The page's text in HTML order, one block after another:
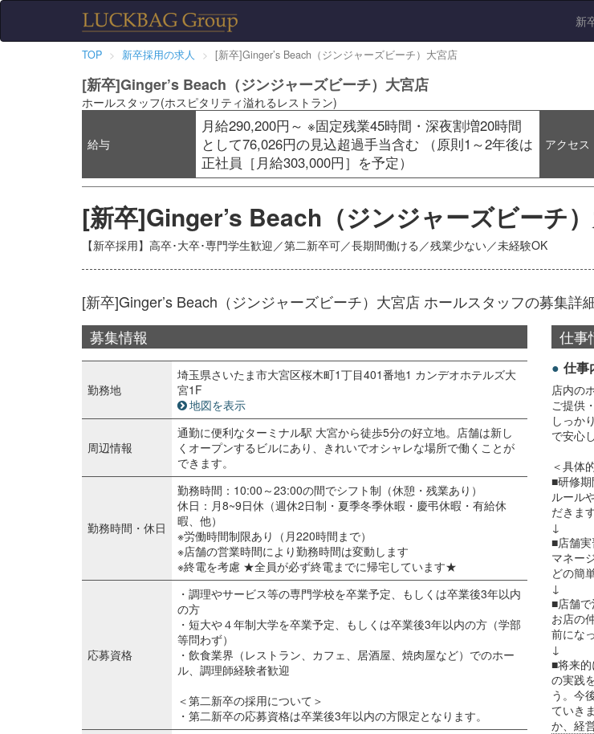
新
TOP 新卒採用の求人 [新卒]Ginger’s Beach（ジンジャーズビーチ）大宮店
[新卒]Ginger’s Beach（ジンジャーズビーチ）大宮店
ホールスタッフ(ホスピタリティ溢れるレストラン)
給与
月給290,200円～ ※固定残業45時間・深夜割増20時間
として76,026円の見込超過手当含む （原則1～2年後は
正社員［月給303,000円］を予定）
アクセス
[新卒]Ginger’s Beach（ジンジャーズビーチ
【新卒採用】高卒･大卒･専門学生歓迎／第二新卒可／長期間働ける／残業少ない／未経験OK
[新卒]Ginger’s Beach（ジンジャーズビーチ）大宮店 ホールスタッフの募集詳
募集情報
勤務地
埼玉県さいたま市大宮区桜木町1丁目401番地1 カンデオホテルズ大
宮1F
地図を表示
周辺情報
通勤に便利なターミナル駅 大宮から徒歩5分の好立地。店舗は新し
くオープンするビルにあり、きれいでオシャレな場所で働くことが
できます。
勤務時間・休日
勤務時間：10:00～23:00の間でシフト制（休憩・残業あり）
休日：月8~9日休（週休2日制・夏季冬季休暇・慶弔休暇・有給休
暇、他）
※労働時間制限あり（月220時間まで）
※店舗の営業時間により勤務時間は変動します
※終電を考慮 ★全員が必ず終電までに帰宅しています★
応募資格
・調理やサービス等の専門学校を卒業予定、もしくは卒業後3年以内
の方
・短大や４年制大学を卒業予定、もしくは卒業後3年以内の方（学部
等問わず）
・飲食業界（レストラン、カフェ、居酒屋、焼肉屋など）でのホー
ル、調理師経験者歓迎
＜第二新卒の採用について＞
・第二新卒の応募資格は卒業後3年以内の方限定となります。
仕事
仕事
店内の
ご提供
しっか
で安心
＜具体
■研修期
ルール
だきます
↓
■店舗実
マネー
どの簡
↓
■店舗で
お店の
前にな
↓
■将来
の実践
う。今
ていき
か、経